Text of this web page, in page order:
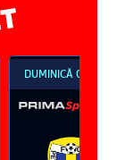
DUMINICĂ 09 AUG,